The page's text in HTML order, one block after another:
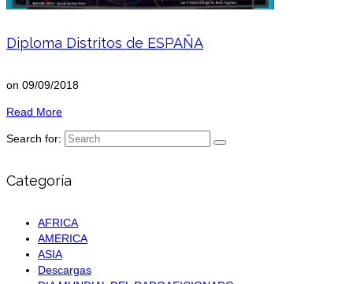
Diploma Distritos de ESPAÑA
on 09/09/2018
Read More
Search for:
Categoría
AFRICA
AMERICA
ASIA
Descargas